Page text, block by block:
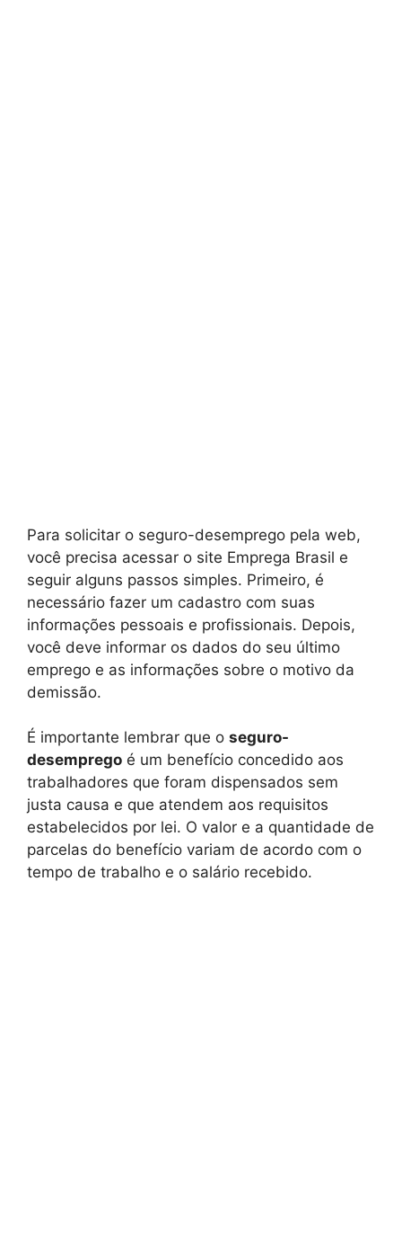
Para solicitar o seguro-desemprego pela web,
você precisa acessar o site Emprega Brasil e
seguir alguns passos simples. Primeiro, é
necessário fazer um cadastro com suas
informações pessoais e profissionais. Depois,
você deve informar os dados do seu último
emprego e as informações sobre o motivo da
demissão.
É importante lembrar que o seguro-
desemprego é um benefício concedido aos
trabalhadores que foram dispensados sem
justa causa e que atendem aos requisitos
estabelecidos por lei. O valor e a quantidade de
parcelas do benefício variam de acordo com o
tempo de trabalho e o salário recebido.